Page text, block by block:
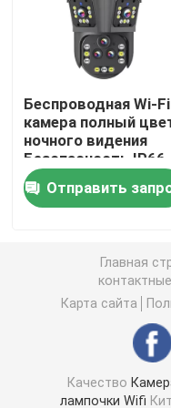
Крытые
На открытом
солнечная камера
Беспроводная
Умная
Камера PTZ на
Беспроводная Wi-Fi
камера полный
ночного видения
Безопасность IP66
Три экрана 20MP
камера
Отправить
Главная
Карта сайта
Качество
лампочки Wifi